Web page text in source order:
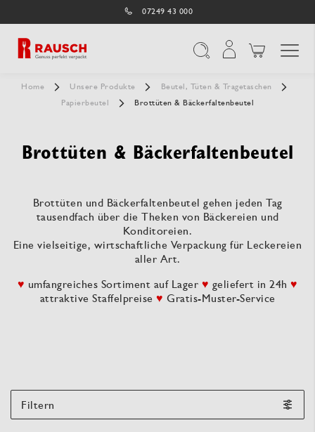
07249 43 000
Home Unsere Produkte
Beutel, Tüten & Tragetaschen
Papierbeutel
Brottüten & Bäckerfaltenbeutel
Brottüten & Bäckerfaltenbeutel
Brottüten und Bäckerfaltenbeutel gehen jeden Tag
tausendfach über die Theken von Bäckereien und
Konditoreien.
Eine vielseitige, wirtschaftliche Verpackung für Leckereien
aller Art.
♥ umfangreiches Sortiment auf Lager ♥ geliefert in 24h ♥
attraktive Staffelpreise ♥ Gratis-Muster-Service
Filtern